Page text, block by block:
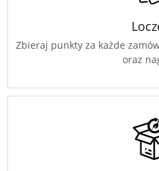
Zbieraj punkty za każde
oraz